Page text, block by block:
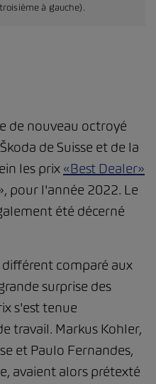
à gauche).
de nouveau octroyé
de Suisse et de la
les prix «Best Dealer»
pour l'année 2022. Le
été décerné
comparé aux
surprise des
s'est tenue
travail. Markus Kohler,
et Paulo Fernandes,
avaient alors prétexté